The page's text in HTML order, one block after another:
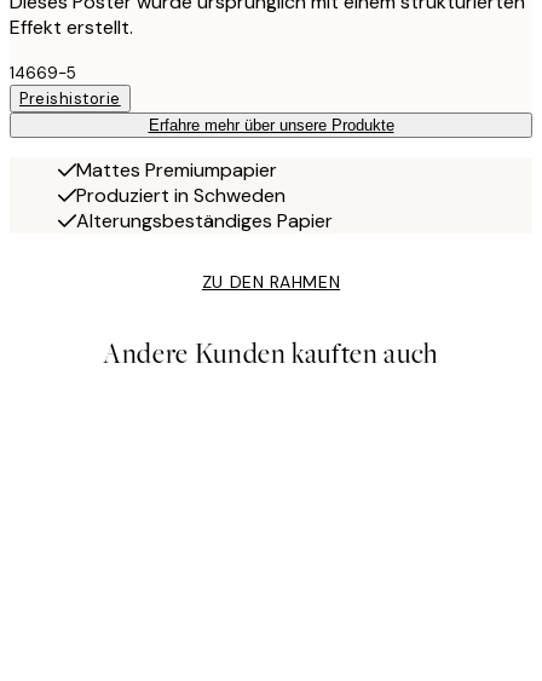
Effekt erstellt.
14669-5
Preishistorie
Erfahre mehr über unsere Produkte
Mattes Premiumpapier
Produziert in Schweden
Alterungsbeständiges Papier
ZU DEN RAHMEN
Andere Kunden kauften auch